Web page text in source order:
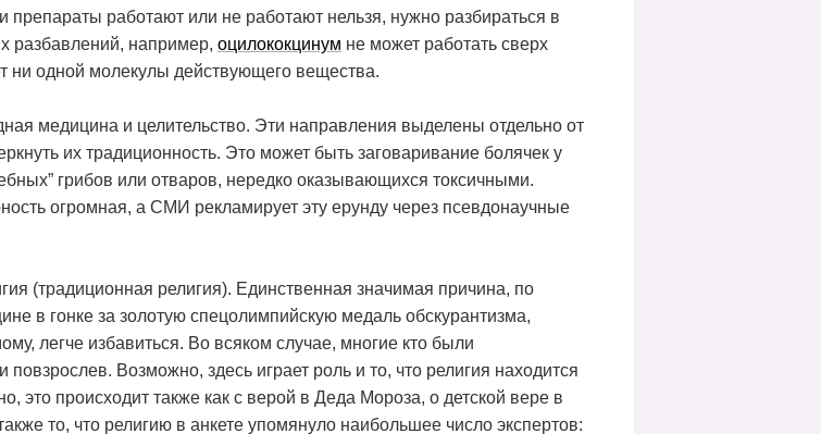
препараты работают или не работают нельзя, нужно разбираться в
разбавлений, например, оцилококцинум не может работать сверх
одной молекулы действующего вещества.
медицина и целительство. Эти направления выделены отдельно от
их традиционность. Это может быть заговаривание болячек у
грибов или отваров, нередко оказывающихся токсичными.
огромная, а СМИ рекламирует эту ерунду через псевдонаучные
(традиционная религия). Единственная значимая причина, по
в гонке за золотую спецолимпийскую медаль обскурантизма,
легче избавиться. Во всяком случае, многие кто были
Возможно, здесь играет роль и то, что религия находится
это происходит также как с верой в Деда Мороза, о детской вере в
то, что религию в анкете упомянуло наибольшее число экспертов: